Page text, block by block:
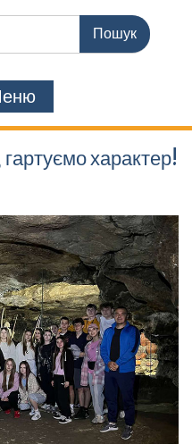
характер!